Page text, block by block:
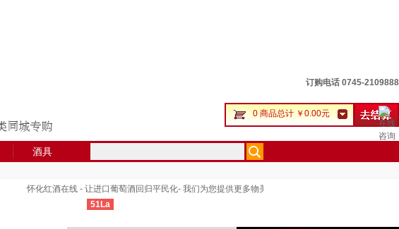
订购电话 0745-2109888
0 商品总计 ￥0.00元
酒具
怀化红酒在线 - 让进口葡萄酒回归平民化- 我们为您提供更多物美价廉的进口葡萄酒和更为完善的用户体
51La